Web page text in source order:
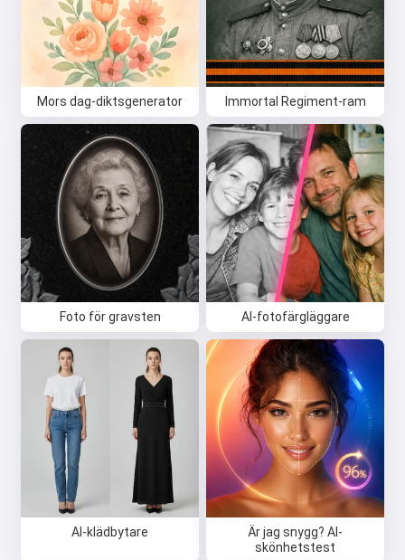
Mors dag-diktsgenerator Immortal Regiment-ram
Foto för gravsten AI-fotofärgläggare
AI-klädbytare
Är jag snygg? AI-
skönhetstest